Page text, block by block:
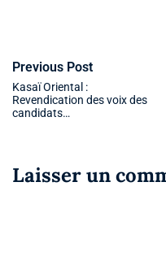
Previous Post
Kasaï Oriental :
Revendication des voix des
candidats…
Laisser un